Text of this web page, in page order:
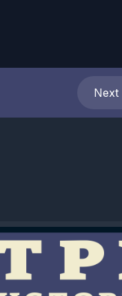
Next